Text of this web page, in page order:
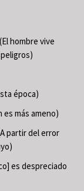
hombre vive
época)
es más ameno)
partir del error
es despreciado